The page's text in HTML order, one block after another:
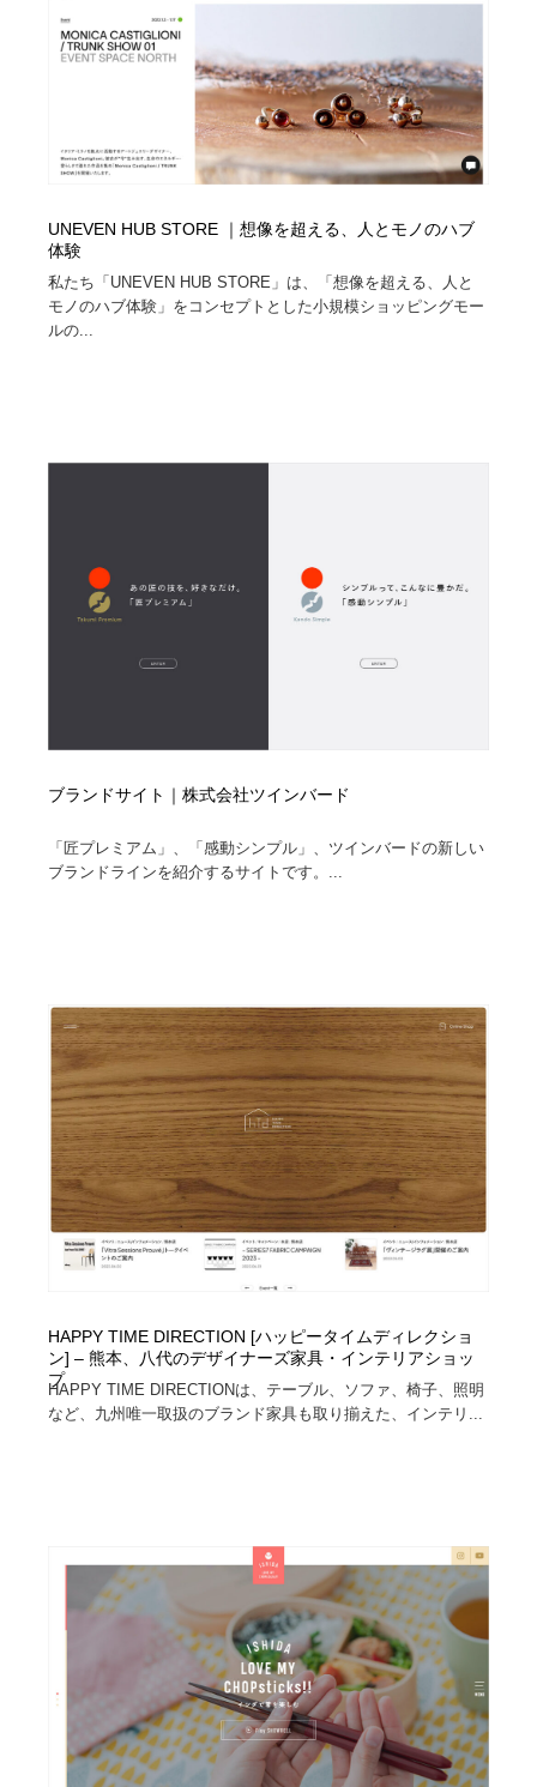
UNEVEN HUB STORE ｜想像を超える、人とモノのハブ
体験
私たち「UNEVEN HUB STORE」は、「想像を超える、人と
モノのハブ体験」をコンセプトとした小規模ショッピングモー
ルの...
ブランドサイト｜株式会社ツインバード
「匠プレミアム」、「感動シンプル」、ツインバードの新しい
ブランドラインを紹介するサイトです。...
HAPPY TIME DIRECTION [ハッピータイムディレクショ
ン] – 熊本、八代のデザイナーズ家具・インテリアショッ
プ
HAPPY TIME DIRECTIONは、テーブル、ソファ、椅子、照明
など、九州唯一取扱のブランド家具も取り揃えた、インテリ...